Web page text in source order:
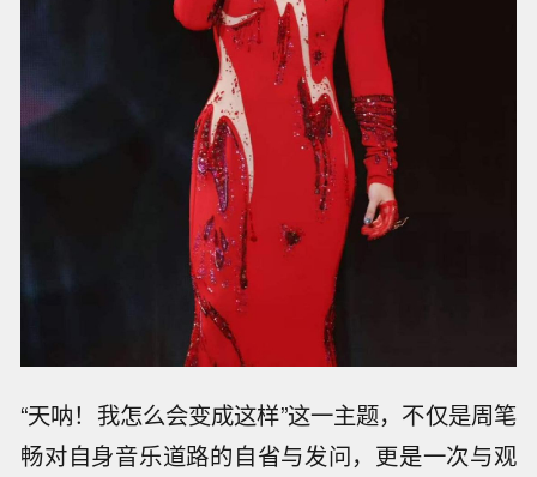
“天呐！我怎么会变成这样”这一主题，不仅是周笔
畅对自身音乐道路的自省与发问，更是一次与观